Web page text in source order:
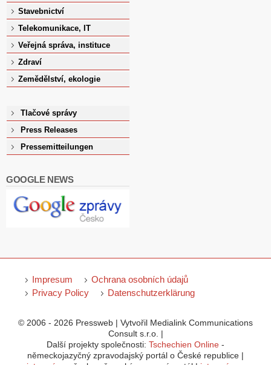
Stavebnictví
Telekomunikace, IT
Veřejná správa, instituce
Zdraví
Zemědělství, ekologie
Tlačové správy
Press Releases
Pressemitteilungen
GOOGLE NEWS
Impresum
Ochrana osobních údajů
Privacy Policy
Datenschutzerklärung
© 2006 - 2026 Pressweb | Vytvořil Medialink Communications
Consult s.r.o. |
Další projekty společnosti: Tschechien Online -
německojazyčný zpravodajský portál o České republice |